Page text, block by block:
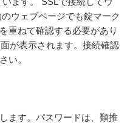
ウェブページでも錠マーク
重ねて確認する必要があり
が表示されます。接続確認
い。
ます。パスワードは、類推